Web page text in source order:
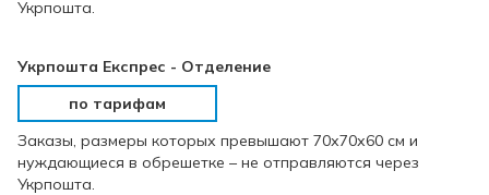
Укрпошта.
Укрпошта Експрес - Отделение
по тарифам
Заказы, размеры которых превышают 70х70х60 см и
нуждающиеся в обрешетке – не отправляются через
Укрпошта.